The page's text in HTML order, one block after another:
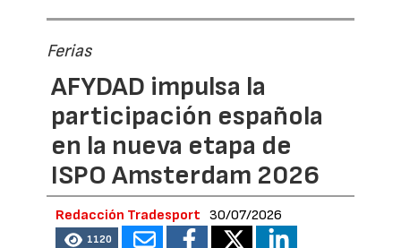
Ferias
AFYDAD impulsa la
participación española
en la nueva etapa de
ISPO Amsterdam 2026
Redacción Tradesport 30/07/2026
1120